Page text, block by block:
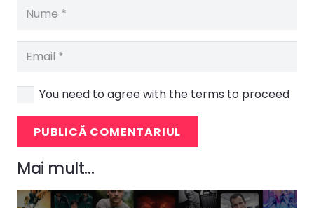
You need to agree with the terms to proceed
PUBLICĂ COMENTARIUL
Mai mult…